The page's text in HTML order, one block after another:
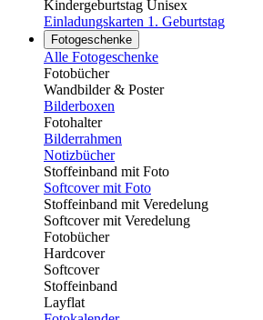
Kindergeburtstag Unisex
Einladungskarten 1. Geburtstag
Fotogeschenke
Alle Fotogeschenke
Fotobücher
Wandbilder & Poster
Bilderboxen
Fotohalter
Bilderrahmen
Notizbücher
Stoffeinband mit Foto
Softcover mit Foto
Stoffeinband mit Veredelung
Softcover mit Veredelung
Fotobücher
Hardcover
Softcover
Stoffeinband
Layflat